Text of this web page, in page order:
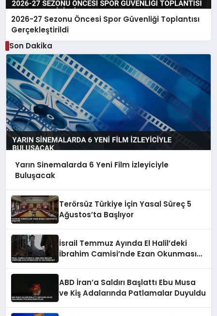
2026-27 Sezonu Öncesi Spor Güvenliği Toplantısı
Gerçekleştirildi
Son Dakika
Yarın Sinemalarda 6 Yeni Film İzleyiciyle
Buluşacak
Terörsüz Türkiye İçin Yasal Süreç 5
Ağustos’ta Başlıyor
İsrail Temmuz Ayında El Halil’deki
İbrahim Camisi’nde Ezan Okunmasını
ABD İran’a Saldırı Başlattı Ebu Musa
ve Kiş Adalarında Patlamalar Duyuldu